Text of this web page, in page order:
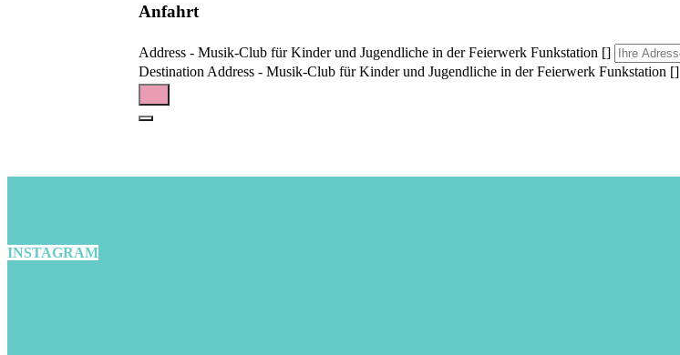
Anfahrt
Address - Musik-Club für Kinder und Jugendliche in der Feierwerk Funkstation []
Destination Address - Musik-Club für Kinder und Jugendliche in der Feierwerk Funkstation []
INSTAGRAM